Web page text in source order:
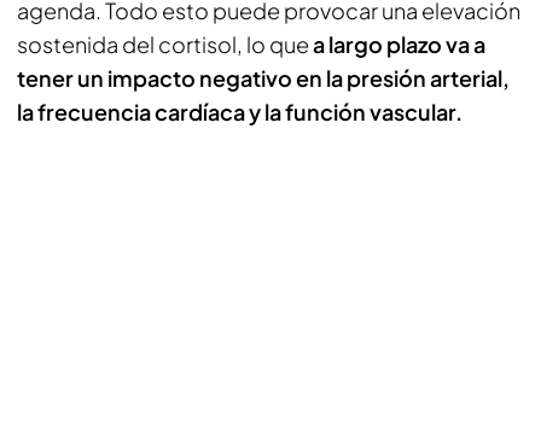
agenda. Todo esto puede provocar una elevación
sostenida del cortisol, lo quea largo plazo va a
tener un impacto negativo en la presión arterial,
la frecuencia cardíaca y la función vascular.